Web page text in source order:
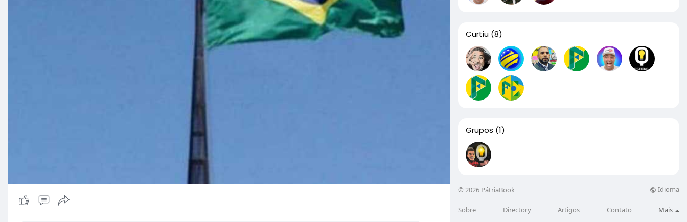
Curtiu (8)
Grupos (1)
© 2026 PátriaBook Idioma
Sobre Directory Artigos Contato Mais